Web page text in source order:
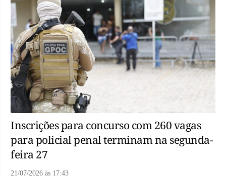
Inscrições para concurso com 260 vagas
para policial penal terminam na segunda-
feira 27
21/07/2026 às 17:43